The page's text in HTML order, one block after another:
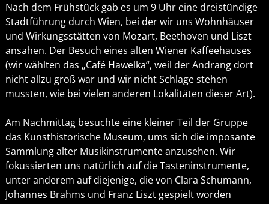
Nach dem Frühstück gab es um 9 Uhr eine dreistündige
Stadtführung durch Wien, bei der wir uns Wohnhäuser
und Wirkungsstätten von Mozart, Beethoven und Liszt
ansahen. Der Besuch eines alten Wiener Kaffeehauses
(wir wählten das „Café Hawelka“, weil der Andrang dort
nicht allzu groß war und wir nicht Schlage stehen
mussten, wie bei vielen anderen Lokalitäten dieser Art).
Am Nachmittag besuchte eine kleiner Teil der Gruppe
das Kunsthistorische Museum, ums sich die imposante
Sammlung alter Musikinstrumente anzusehen. Wir
fokussierten uns natürlich auf die Tasteninstrumente,
unter anderem auf diejenige, die von Clara Schumann,
Johannes Brahms und Franz Liszt gespielt worden